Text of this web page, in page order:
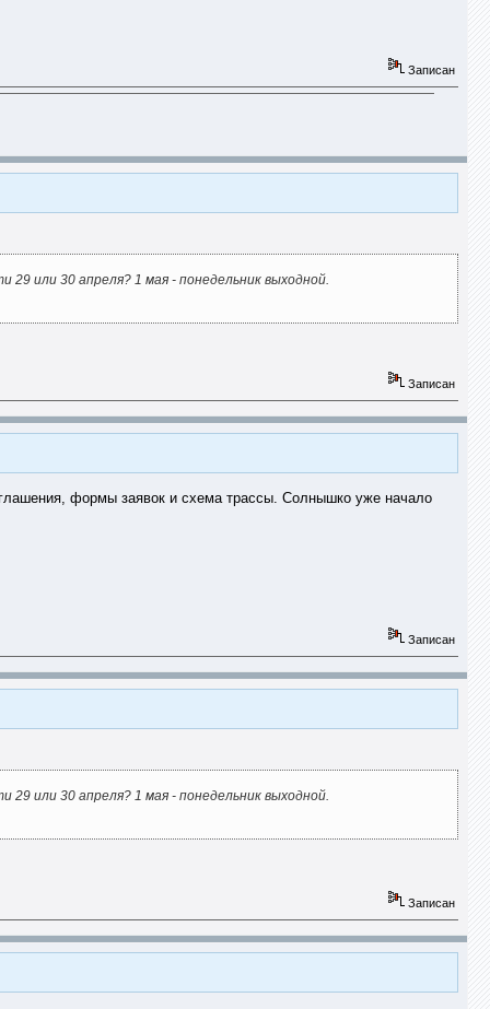
Записан
29 или 30 апреля? 1 мая - понедельник выходной.
Записан
формы заявок и схема трассы. Солнышко уже начало
Записан
29 или 30 апреля? 1 мая - понедельник выходной.
Записан